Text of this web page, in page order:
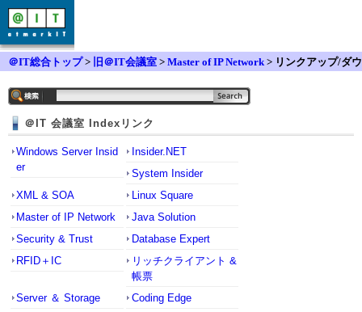
＠IT総合トップ> 旧＠IT会議室 > Master of IP Network > リンクアップ/ダウ
＠IT 会議室 Indexリンク
Windows Server Insid
er
Insider.NET
System Insider
XML & SOA
Linux Square
Master of IP Network
Java Solution
Security & Trust
Database Expert
RFID＋IC
リッチクライアント &
帳票
Server ＆ Storage
Coding Edge